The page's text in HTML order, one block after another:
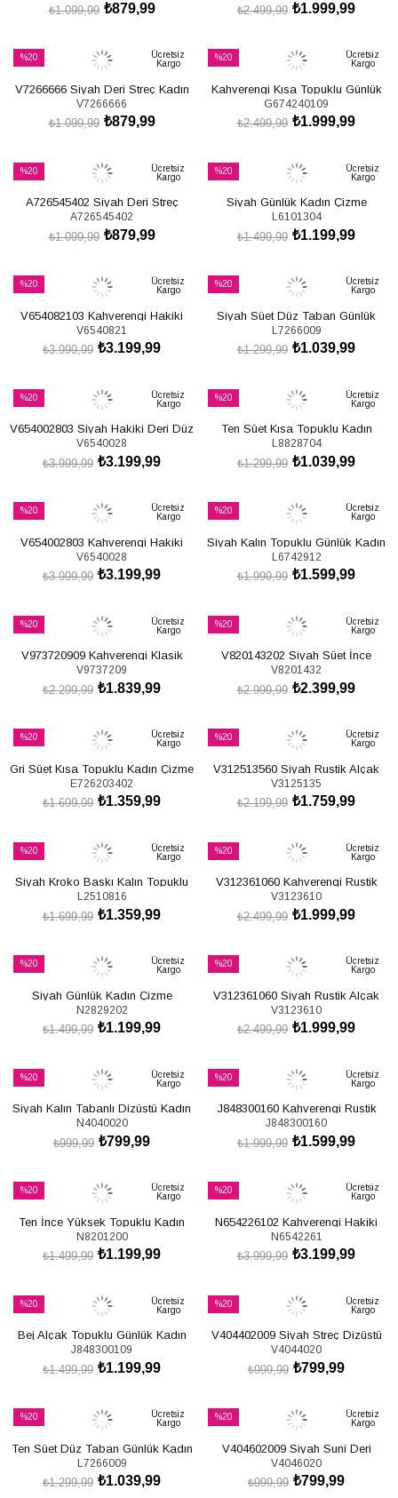
₺879,99
₺1.099,99
₺1.999,99
₺2.499,99
%20
%20İndirim
Ücretsiz
Kargo
V7266666 Siyah Deri Streç Kadın
Çizme
V7266666
₺879,99
₺1.099,99
%20
%20İndirim
Ücretsiz
Kargo
Kahverengi Kısa Topuklu Günlük
Kadın Çizme G674240109
G674240109
₺1.999,99
₺2.499,99
%20
%20İndirim
Ücretsiz
Kargo
A726545402 Siyah Deri Streç
Kadın Çizme
A726545402
₺879,99
₺1.099,99
%20
%20İndirim
Ücretsiz
Kargo
Siyah Günlük Kadın Çizme
L610130409
L6101304
₺1.199,99
₺1.499,99
%20
%20İndirim
Ücretsiz
Kargo
V654082103 Kahverengi Hakiki
Deri Kalın Topuklu Kadın Çizme
V6540821
₺3.199,99
₺3.999,99
%20
%20İndirim
Ücretsiz
Kargo
Siyah Süet Düz Taban Günlük
Kadın Çizme L726600902
L7266009
₺1.039,99
₺1.299,99
%20
%20İndirim
Ücretsiz
Kargo
V654002803 Siyah Hakiki Deri Düz
Tabanlı Binici Çizmesi
V6540028
₺3.199,99
₺3.999,99
%20
%20İndirim
Ücretsiz
Kargo
Ten Süet Kısa Topuklu Kadın
Çizme L882870402
L8828704
₺1.039,99
₺1.299,99
%20
%20İndirim
Ücretsiz
Kargo
V654002803 Kahverengi Hakiki
Deri Düz Tabanlı Binici Çizmesi
V6540028
₺3.199,99
₺3.999,99
%20
%20İndirim
Ücretsiz
Kargo
Siyah Kalın Topuklu Günlük Kadın
Çizme L674291209
L6742912
₺1.599,99
₺1.999,99
%20
%20İndirim
Ücretsiz
Kargo
V973720909 Kahverengi Klasik
Alçak Tabanlı Kadın Çizme
V9737209
₺1.839,99
₺2.299,99
%20
%20İndirim
Ücretsiz
Kargo
V820143202 Siyah Süet İnce
Topuklu Klasik Kadın Çizme
V8201432
₺2.399,99
₺2.999,99
%20
%20İndirim
Ücretsiz
Kargo
Gri Süet Kısa Topuklu Kadın Çizme
E726203402
E726203402
₺1.359,99
₺1.699,99
%20
%20İndirim
Ücretsiz
Kargo
V312513560 Siyah Rustik Alçak
Topuklu Kadın Çizme
V3125135
₺1.759,99
₺2.199,99
%20
%20İndirim
Ücretsiz
Kargo
Siyah Kroko Baskı Kalın Topuklu
Kadın Çizme L251081611
L2510816
₺1.359,99
₺1.699,99
%20
%20İndirim
Ücretsiz
Kargo
V312361060 Kahverengi Rustik
Alçak Tabanlı Kadın Çizme
V3123610
₺1.999,99
₺2.499,99
%20
%20İndirim
Ücretsiz
Kargo
Siyah Günlük Kadın Çizme
N282920209
N2829202
₺1.199,99
₺1.499,99
%20
%20İndirim
Ücretsiz
Kargo
V312361060 Siyah Rustik Alçak
Tabanlı Kadın Çizme
V3123610
₺1.999,99
₺2.499,99
%20
%20İndirim
Ücretsiz
Kargo
Siyah Kalın Tabanlı Dizüstü Kadın
Çizme N404002009
N4040020
₺799,99
₺999,99
%20
%20İndirim
Ücretsiz
Kargo
J848300160 Kahverengi Rustik
Kalın Topuklu Kadın Çizme
J848300160
₺1.599,99
₺1.999,99
%20
%20İndirim
Ücretsiz
Kargo
Ten İnce Yüksek Topuklu Kadın
Çizme N820120009
N8201200
₺1.199,99
₺1.499,99
%20
%20İndirim
Ücretsiz
Kargo
N654226102 Kahverengi Hakiki
Deri Süet Günlük Kadın Çizme
N6542261
₺3.199,99
₺3.999,99
%20
%20İndirim
Ücretsiz
Kargo
Bej Alçak Topuklu Günlük Kadın
Çizme J848300109
J848300109
₺1.199,99
₺1.499,99
%20
%20İndirim
Ücretsiz
Kargo
V404402009 Siyah Streç Dizüstü
Çorap Çizme
V4044020
₺799,99
₺999,99
%20
%20İndirim
Ücretsiz
Kargo
Ten Süet Düz Taban Günlük Kadın
Çizme L726600902
L7266009
₺1.039,99
₺1.299,99
%20
%20İndirim
Ücretsiz
Kargo
V404602009 Siyah Suni Deri
Dizüstü Streç Çorap Çizme
V4046020
₺799,99
₺999,99